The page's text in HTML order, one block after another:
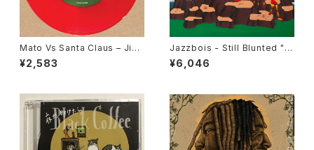
Mato Vs Santa Claus – Jing
le Bells Dub / Sleigh Ride
Dub "7"
¥2,583
Jazzbois - Still Blunted "L
P"
¥6,046